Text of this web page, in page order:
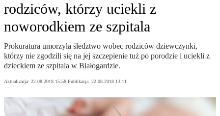
rodziców, którzy uciekli z
noworodkiem ze szpitala
Prokuratura umorzyła śledztwo wobec rodziców dziewczynki,
którzy nie zgodzili się na jej szczepienie tuż po porodzie i uciekli z
dzieckiem ze szpitala w Białogardzie.
Aktualizacja: 22.08.2018 15:58 Publikacja: 22.08.2018 13:11